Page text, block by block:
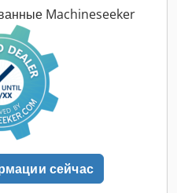
Machineseeker
сейчас